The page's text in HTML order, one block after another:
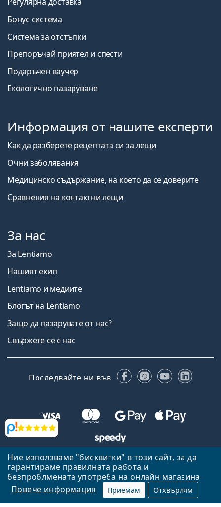
Ние използваме "бисквитки" в този сайт, за да
гарантираме правилната работа и
безпроблмената употреба на онлайн магазина
Повече информация
Приемам Отхвърлям
Прегледи
Бонус система
Система за отстъпки
Препоръчай приятел и спести
Подаръчен ваучер
Екологично пазаруване
Информация от нашите експерти
Как да разберете рецептата си за лещи
Очни заболявания
Медицинско съдържание, на което да се доверите
Сравнения на контактни лещи
За нас
За Lentiamo
Нашият екип
Lentiamo и медиите
Блогът на Lentiamo
Защо да пазарувате от нас?
Свържете се с нас
Последвайте ни във FacebookInstagram
YouTube
Назад към началната страница
Нагоре
Lentiamo.bg е собственост и се управлява от Lentiamo s.r.o.,
Република Чехия
Тук сме за вас в продължение на 18 години.